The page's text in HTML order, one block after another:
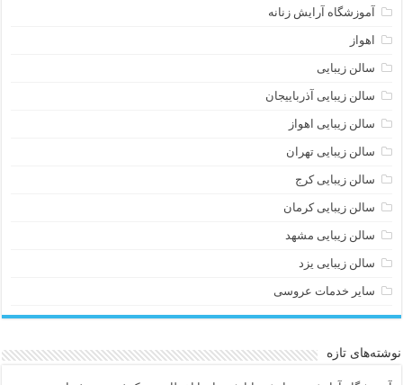
آموزشگاه آرایش زنانه
اهواز
سالن زیبایی
سالن زیبایی آذرباییجان
سالن زیبایی اهواز
سالن زیبایی تهران
سالن زیبایی کرج
سالن زیبایی کرمان
سالن زیبایی مشهد
سالن زیبایی یزد
سایر خدمات عروسی
نوشته‌های تازه